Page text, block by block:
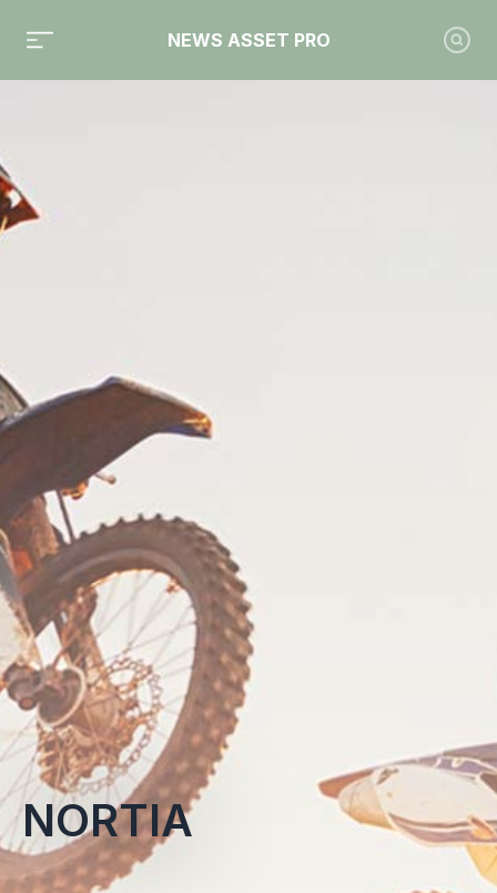
NEWS ASSET PRO
Toute l'actualité sur le tag "Nortia"
NORTIA